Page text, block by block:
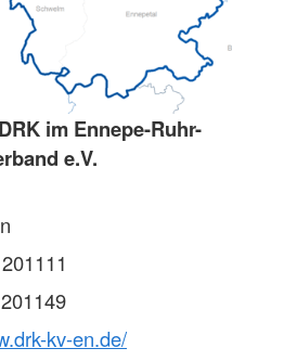
im Ennepe-Ruhr-
e.V.
kv-en.de/